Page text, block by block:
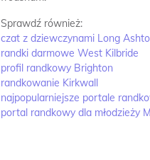
Sprawdź również:
czat z dziewczynami Long
randki darmowe West Kilbride
profil randkowy Brighton
randkowanie Kirkwall
najpopularniejsze portale
portal randkowy dla młodzieży